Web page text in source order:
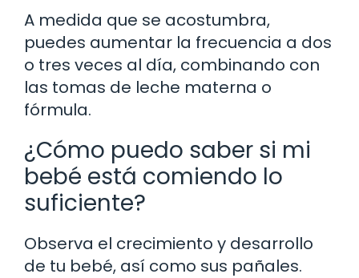
A medida que se acostumbra,
puedes aumentar la frecuencia a dos
o tres veces al día, combinando con
las tomas de leche materna o
fórmula.
¿Cómo puedo saber si mi
bebé está comiendo lo
suficiente?
Observa el crecimiento y desarrollo
de tu bebé, así como sus pañales.